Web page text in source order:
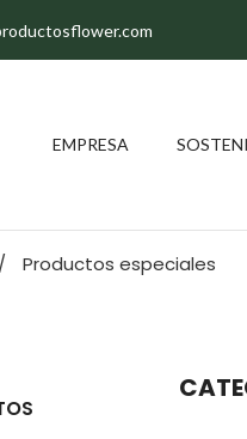
EMPRESA
Productos especiales